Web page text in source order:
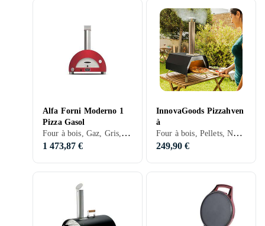
Alfa Forni Moderno 1
Pizza Gasol
Four à bois, Gaz, Gris, Rouge
1 473,87 €
InnovaGoods Pizzahven
à
Four à bois, Pellets, Noir, Argent, Inox
249,90 €